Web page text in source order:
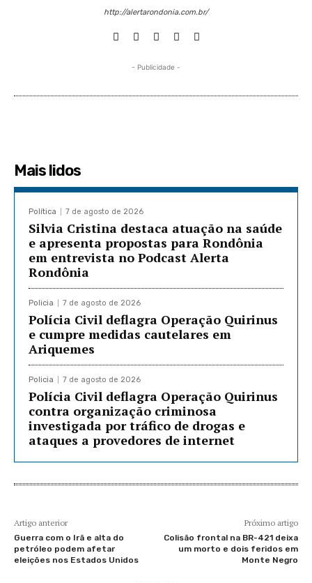
http://alertarondonia.com.br/
- Publicidade -
Mais lidos
Política 7 de agosto de 2026
Silvia Cristina destaca atuação na saúde
e apresenta propostas para Rondônia
em entrevista no Podcast Alerta
Rondônia
Policia 7 de agosto de 2026
Polícia Civil deflagra Operação Quirinus
e cumpre medidas cautelares em
Ariquemes
Policia 7 de agosto de 2026
Polícia Civil deflagra Operação Quirinus
contra organização criminosa
investigada por tráfico de drogas e
ataques a provedores de internet
Artigo anterior
Guerra com o Irã e alta do
petróleo podem afetar
eleições nos Estados Unidos
Próximo artigo
Colisão frontal na BR-421 deixa
um morto e dois feridos em
Monte Negro